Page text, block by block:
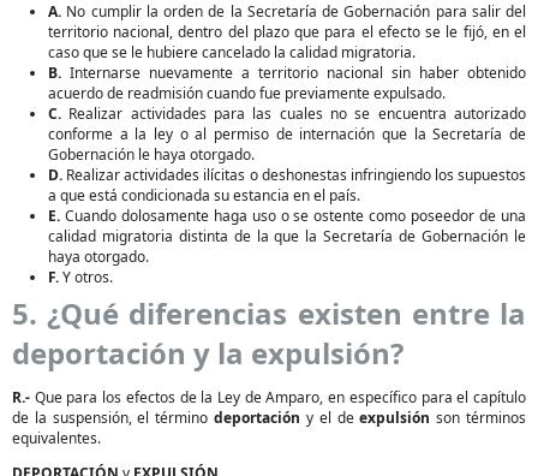
A. No cumplir la orden de la Secretaría de Gobernación para salir del
territorio nacional, dentro del plazo que para el efecto se le fijó, en el
caso que se le hubiere cancelado la calidad migratoria.
B. Internarse nuevamente a territorio nacional sin haber obtenido
acuerdo de readmisión cuando fue previamente expulsado.
C. Realizar actividades para las cuales no se encuentra autorizado
conforme a la ley o al permiso de internación que la Secretaría de
Gobernación le haya otorgado.
D. Realizar actividades ilícitas o deshonestas infringiendo los supuestos
a que está condicionada su estancia en el país.
E. Cuando dolosamente haga uso o se ostente como poseedor de una
calidad migratoria distinta de la que la Secretaría de Gobernación le
haya otorgado.
F.Y otros.
5. ¿Qué diferencias existen entre la
deportación y la expulsión?
R.- Que para los efectos de la Ley de Amparo, en específico para el capítulo
de la suspensión, el términodeportación y el deexpulsión son términos
equivalentes.